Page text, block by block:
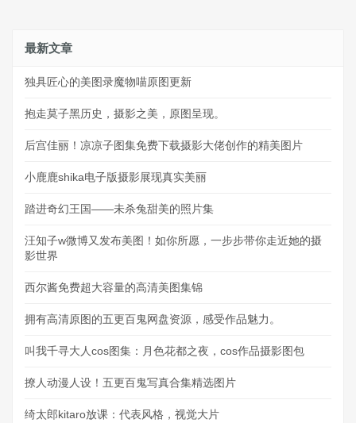
最新文章
独具匠心的美图录魔物喵原图更新
抱走莫子黑历史，摄影之美，原图呈现。
后宫佳丽！凉凉子图集免费下载摄影大佬创作的精美图片
小鹿鹿shika电子版摄影展现真实美丽
踏进奇幻王国——未杀兔甜美的照片集
汪知子w微博又发布美图！如你所愿，一步步带你走近她的摄
影世界
西尔酱免费超大容量的高清美图集锦
拥有高清原图的五更百鬼网盘资源，感受作品魅力。
叫我千寻大人cos图集：月色花都之夜，cos作品摄影图包
撩人动漫人设！五更百鬼写真合集精选图片
绮太郎kitaro放课：代表风格，视觉大片